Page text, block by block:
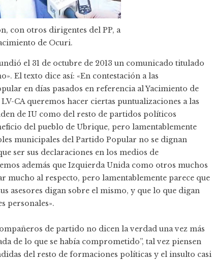
con otros dirigentes del PP, a
de Ocuri.
el 31 de octubre de 2013 un comunicado titulado
El texto dice así: «En contestación a las
en días pasados en referencia al Yacimiento de
CA queremos hacer ciertas puntualizaciones a las
de IU como del resto de partidos políticos
del pueblo de Ubrique, pero lamentablemente
municipales del Partido Popular no se dignan
ser sus declaraciones en los medios de
además que Izquierda Unida como otros muchos
al respecto, pero lamentablemente parece que
asesores digan sobre el mismo, y que lo que digan
personales».
de partido no dicen la verdad una vez más
de lo que se había comprometido”, tal vez piensen
del resto de formaciones políticas y el insulto casi